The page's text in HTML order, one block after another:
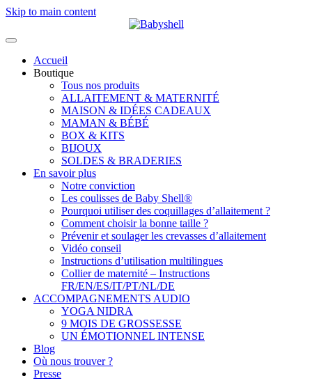
Skip to main content
Accueil
Boutique
Tous nos produits
ALLAITEMENT & MATERNITÉ
MAISON & IDÉES CADEAUX
MAMAN & BÉBÉ
BOX & KITS
BIJOUX
SOLDES & BRADERIES
En savoir plus
Notre conviction
Les coulisses de Baby Shell®
Pourquoi utiliser des coquillages d’allaitement ?
Comment choisir la bonne taille ?
Prévenir et soulager les crevasses d’allaitement
Vidéo conseil
Instructions d’utilisation multilingues
Collier de maternité – Instructions
FR/EN/ES/IT/PT/NL/DE
ACCOMPAGNEMENTS AUDIO
YOGA NIDRA
9 MOIS DE GROSSESSE
UN ÉMOTIONNEL INTENSE
Blog
Où nous trouver ?
Presse